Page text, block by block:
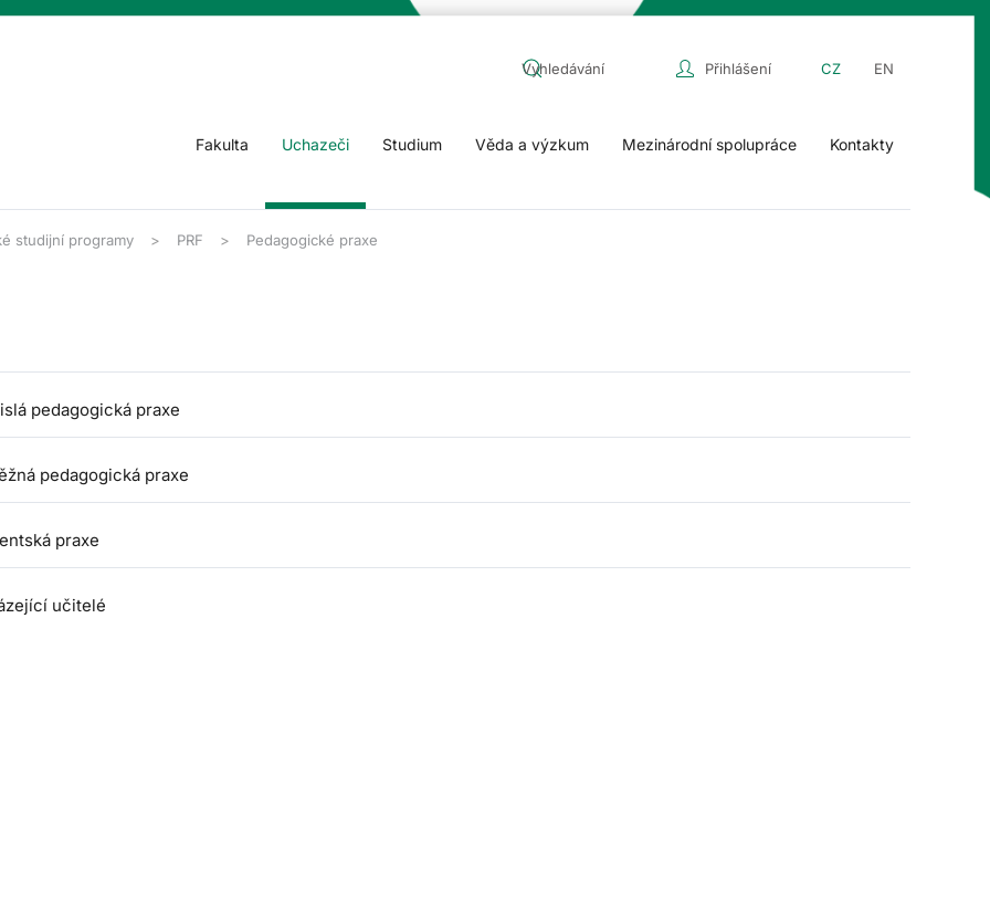
Přihlášení CZ EN
Fakulta Uchazeči Studium Věda a výzkum Mezinárodní spolupráce Kontakty
studijní programy PRF Pedagogické praxe
pedagogická praxe
pedagogická praxe
praxe
učitelé